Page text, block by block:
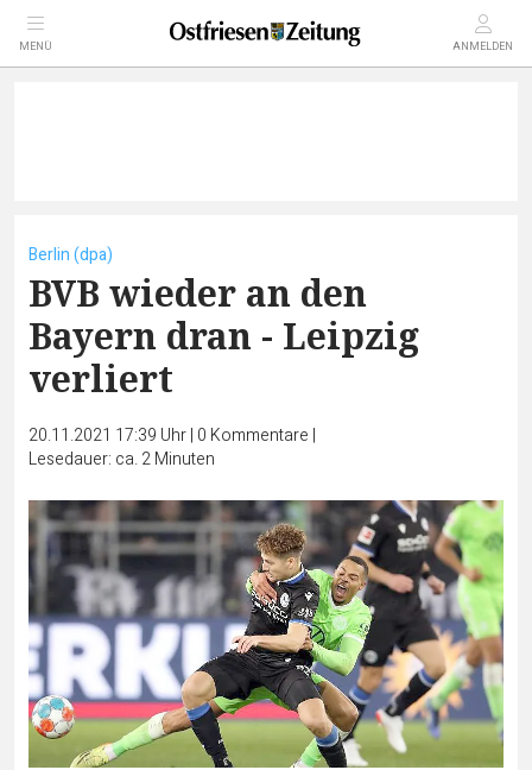
MENÜ ANMELDEN
Berlin (dpa)
BVB wieder an den
Bayern dran - Leipzig
verliert
20.11.2021 17:39 Uhr| 0 Kommentare |
Lesedauer: ca. 2 Minuten